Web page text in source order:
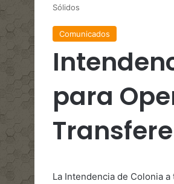
Sólidos
Comunicados
para
La Intendencia de Colonia